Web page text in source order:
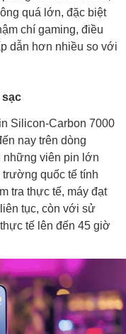
quá lớn, đặc biệt
chí gaming, điều
dẫn hơn nhiều so với
sạc
Silicon-Carbon 7000
nay trên dòng
những viên pin lớn
trường quốc tế tính
tra thực tế, máy đạt
tục, còn với sử
tế lên đến 45 giờ